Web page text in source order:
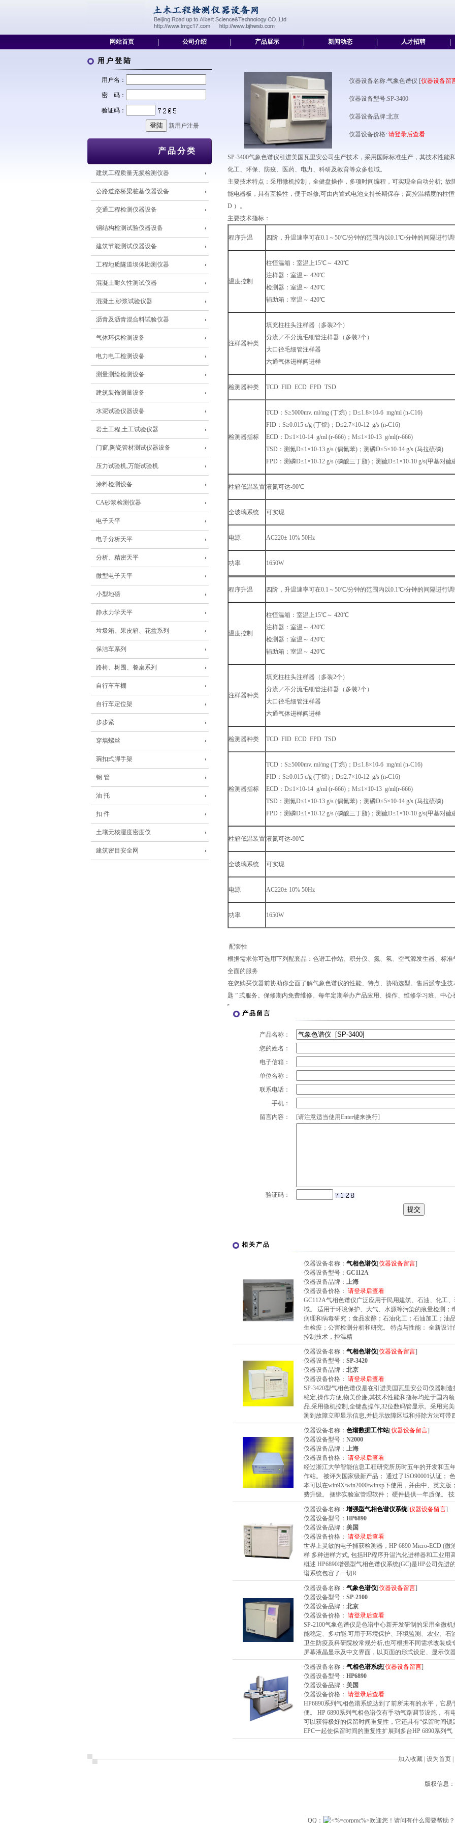
网站首页 公司介绍 产品展示 新闻动态 人才招聘
用户登陆
用户名：
密 码：
验证码：
新用户注册
产品分类
建筑工程质量无损检测仪器
公路道路桥梁桩基仪器设备
交通工程检测仪器设备
钢结构检测试验仪器设备
建筑节能测试仪器设备
工程地质隧道坝体勘测仪器
混凝土耐久性测试仪器
混凝土,砂浆试验仪器
沥青及沥青混合料试验仪器
气体环保检测设备
电力电工检测设备
测量测绘检测设备
建筑装饰测量设备
水泥试验仪器设备
岩土工程,土工试验仪器
门窗,陶瓷管材测试仪器设备
压力试验机,万能试验机
涂料检测设备
CA砂浆检测仪器
电子天平
电子分析天平
分析、精密天平
微型电子天平
小型地磅
静水力学天平
垃圾箱、果皮箱、花盆系列
保洁车系列
路椅、树围、餐桌系列
自行车车棚
自行车定位架
步步紧
穿墙螺丝
琬扣式脚手架
钢 管
油 托
扣 件
土壤无核湿度密度仪
建筑密目安全网
仪器设备名称:气象色谱仪 [仪器设备留
仪器设备型号:SP-3400
仪器设备品牌:北京
仪器设备价格: 请登录后查看
SP-3400气象色谱仪引进美国瓦里安公司生产技术，采用国际标准生产，其技术性
化工、环保、防疫、医药、电力、科研及教育等众多领域。
主要技术特点：采用微机控制，全健盘操作，多项时间编程，可实现全自动分析;
能电器板，具有互换性，便于维修;可由内置式电池支持长期保存；高控温精度的柱
D ）。
主要技术指标：
程序升温 四阶，升温速率可在0.1～50℃/分钟的范围内以0.1℃/分钟的间隔进行
温度控制
柱恒温箱：室温上15℃～ 420℃
注样器：室温～ 420℃
检测器：室温～ 420℃
辅助箱：室温～ 420℃
注样器种类
填充柱柱头注样器（多装2个）
分流／不分流毛细管注样器（多装2个）
大口径毛细管注样器
六通气体进样阀进样
检测器种类 TCD FID ECD FPD TSD
检测器指标
TCD：S≥5000mv. ml/mg (丁烷)；D≤1.8×10-6 mg/ml (n-C16)
FID：S≥0.015 c/g (丁烷)；D≤2.7×10-12 g/s (n-C16)
ECD：D≤1×10-14 g/ml (r-666)；M≤1×10-13 g/ml(r-666)
TSD：测氮D≤1×10-13 g/s (偶氮苯)；测磷D≤5×10-14 g/s (马拉硫磷)
FPD：测磷D≤1×10-12 g/s (磷酸三丁脂)；测硫D≤1×10-10 g/s(甲基对硫
柱箱低温装置液氮可达-90℃
全玻璃系统 可实现
电源 AC220± 10% 50Hz
功率 1650W
程序升温 四阶，升温速率可在0.1～50℃/分钟的范围内以0.1℃/分钟的间隔进行
温度控制
柱恒温箱：室温上15℃～ 420℃
注样器：室温～ 420℃
检测器：室温～ 420℃
辅助箱：室温～ 420℃
注样器种类
填充柱柱头注样器（多装2个）
分流／不分流毛细管注样器（多装2个）
大口径毛细管注样器
六通气体进样阀进样
检测器种类 TCD FID ECD FPD TSD
检测器指标
TCD：S≥5000mv. ml/mg (丁烷)；D≤1.8×10-6 mg/ml (n-C16)
FID：S≥0.015 c/g (丁烷)；D≤2.7×10-12 g/s (n-C16)
ECD：D≤1×10-14 g/ml (r-666)；M≤1×10-13 g/ml(r-666)
TSD：测氮D≤1×10-13 g/s (偶氮苯)；测磷D≤5×10-14 g/s (马拉硫磷)
FPD：测磷D≤1×10-12 g/s (磷酸三丁脂)；测硫D≤1×10-10 g/s(甲基对硫
柱箱低温装置液氮可达-90℃
全玻璃系统 可实现
电源 AC220± 10% 50Hz
功率 1650W
配套性
根据需求你可选用下列配套品：色谱工作站、积分仪、氮、氢、空气源发生器、标准
全面的服务
在您购买仪器前协助你全面了解气象色谱仪的性能、特点、协助选型。售后派专业
匙 ” 式服务。保修期内免费维修。每年定期举办产品应用、操作、维修学习班。中
产品留言
产品名称：
您的姓名：
电子信箱：
单位名称：
联系电话：
手机：
留言内容：
[请注意适当使用Enter键来换行]
验证码：
相关产品
仪器设备名称： 气相色谱仪[仪器设备留言]
仪器设备型号： GC112A
仪器设备品牌： 上海
仪器设备价格： 请登录后查看
GC112A气相色谱仪广泛应用于民用建筑、石油、化工
域。 适用于环境保护、大气、水源等污染的痕量检测
病理和病毒研究；食品发酵；石油化工；石油加工；油
生检疫；公害检测分析和研究。 特点与性能： 全新设
控制技术，控温精
仪器设备名称： 气相色谱仪[仪器设备留言]
仪器设备型号： SP-3420
仪器设备品牌： 北京
仪器设备价格： 请登录后查看
SP-3420型气相色谱仪是在引进美国瓦里安公司仪器制
稳定,操作方便,物美价廉,其技术性能和指标均处于国内
品.采用微机控制,全键盘操作,32位数码管显示。采用完
测到故障立即显示信息,并提示故障区域和排除方法可
仪器设备名称： 色谱数据工作站[仪器设备留言]
仪器设备型号： N2000
仪器设备品牌： 上海
仪器设备价格： 请登录后查看
经过浙江大学智能信息工程研究所历时五年的开发和五
作站。 被评为国家级新产品； 通过了ISO90001认证；
本可以在win9X\win2000\winxp下使用，并由中、英文
费升级。 捆绑实验室管理软件； 硬件提供一年质保。
仪器设备名称： 增强型气相色谱仪系统[仪器设备留言]
仪器设备型号： HP6890
仪器设备品牌： 美国
仪器设备价格： 请登录后查看
世界上灵敏的电子捕获检测器，HP 6890 Micro-ECD (
样 多种进样方式, 包括HP程序升温汽化进样器和工业用
概述 HP6890增强型气相色谱仪系统(GC)是HP公司先
谱系统包容了一切R
仪器设备名称： 气象色谱仪[仪器设备留言]
仪器设备型号： SP-2100
仪器设备品牌： 北京
仪器设备价格： 请登录后查看
SP-2100气象色谱仪是色谱中心新开发研制的采用全微
能稳定、多功能.可用于环境保护、环境监测、农业、
卫生防疫及科研院校常规分析,也可根据不同需求改装
屏幕液晶显示及中文界面，以页面的形式设定、显示仪
仪器设备名称： 气相色谱系统[仪器设备留言]
仪器设备型号： HP6890
仪器设备品牌： 美国
仪器设备价格： 请登录后查看
HP6890系列气相色谱系统达到了前所未有的水平，它
便。 HP 6890系列气相色谱仪有手动气路调节设施， 有
可以获得极好的保留时间重复性，它还具有“保留时间
EPC一起使保留时间的重复性扩展到多台HP 6890系列气
加入收藏 设为首页
版权信息
QQ：